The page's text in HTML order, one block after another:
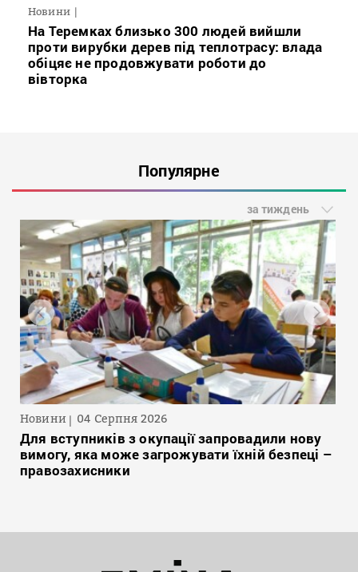
Новини
На Теремках близько 300 людей вийшли
проти вирубки дерев під теплотрасу: влада
обіцяє не продовжувати роботи до
вівторка
Популярне
за тиждень
Новини 04 Серпня 2026
Для вступників з окупації запровадили нову
вимогу, яка може загрожувати їхній безпеці –
правозахисники